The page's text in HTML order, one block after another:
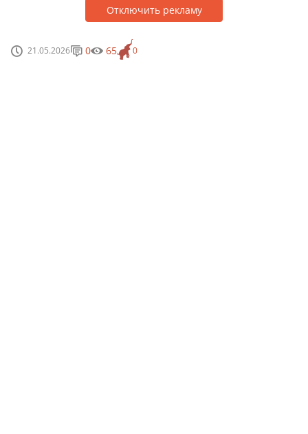
Отключить рекламу
21.05.2026 0
0 65